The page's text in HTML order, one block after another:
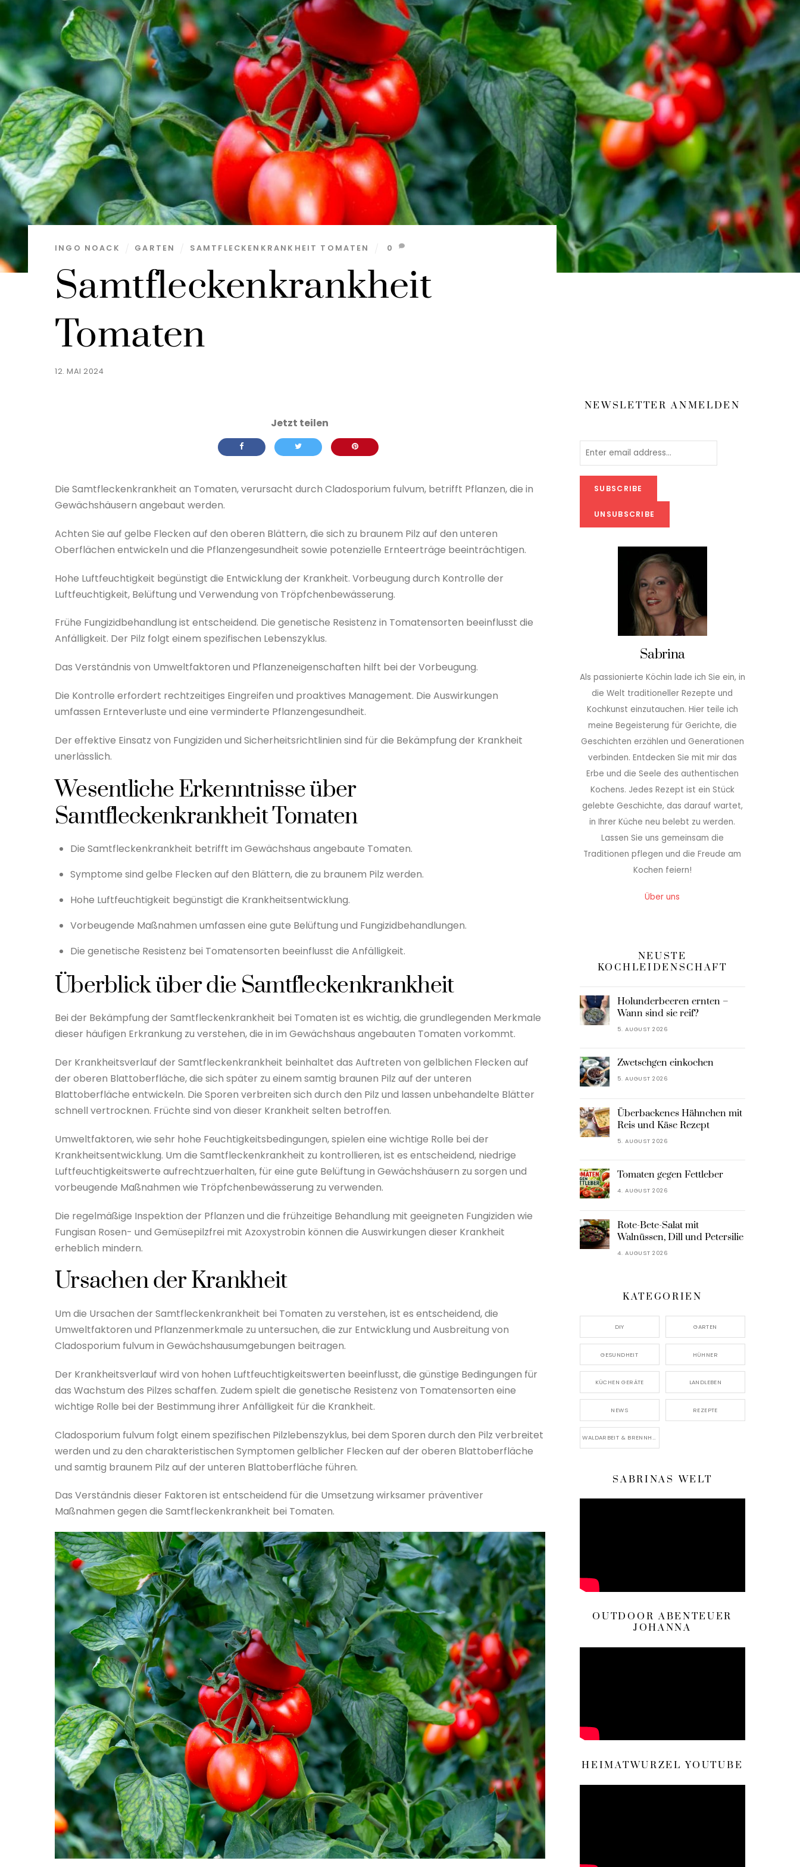
12. MAI 2024
Samtfleckenkrankheit
Tomaten
INGO NOACK GARTEN SAMTFLECKENKRANKHEIT TOMATEN 0
Die Samtfleckenkrankheit an Tomaten, verursacht durch Cladosporium fulvum, betrifft Pflanzen, die in
Gewächshäusern angebaut werden.
Achten Sie auf gelbe Flecken auf den oberen Blättern, die sich zu braunem Pilz auf den unteren
Oberflächen entwickeln und die Pflanzengesundheit sowie potenzielle Ernteerträge beeinträchtigen.
Hohe Luftfeuchtigkeit begünstigt die Entwicklung der Krankheit. Vorbeugung durch Kontrolle der
Luftfeuchtigkeit, Belüftung und Verwendung von Tröpfchenbewässerung.
Frühe Fungizidbehandlung ist entscheidend. Die genetische Resistenz in Tomatensorten beeinflusst die
Anfälligkeit. Der Pilz folgt einem spezifischen Lebenszyklus.
Das Verständnis von Umweltfaktoren und Pflanzeneigenschaften hilft bei der Vorbeugung.
Die Kontrolle erfordert rechtzeitiges Eingreifen und proaktives Management. Die Auswirkungen
umfassen Ernteverluste und eine verminderte Pflanzengesundheit.
Der effektive Einsatz von Fungiziden und Sicherheitsrichtlinien sind für die Bekämpfung der Krankheit
unerlässlich.
Wesentliche Erkenntnisse über
Samtfleckenkrankheit Tomaten
Die Samtfleckenkrankheit betrifft im Gewächshaus angebaute Tomaten.
Symptome sind gelbe Flecken auf den Blättern, die zu braunem Pilz werden.
Hohe Luftfeuchtigkeit begünstigt die Krankheitsentwicklung.
Vorbeugende Maßnahmen umfassen eine gute Belüftung und Fungizidbehandlungen.
Die genetische Resistenz bei Tomatensorten beeinflusst die Anfälligkeit.
Überblick über die Samtfleckenkrankheit
Bei der Bekämpfung der Samtfleckenkrankheit bei Tomaten ist es wichtig, die grundlegenden Merkmale
dieser häufigen Erkrankung zu verstehen, die in im Gewächshaus angebauten Tomaten vorkommt.
Der Krankheitsverlauf der Samtfleckenkrankheit beinhaltet das Auftreten von gelblichen Flecken auf
der oberen Blattoberfläche, die sich später zu einem samtig braunen Pilz auf der unteren
Blattoberfläche entwickeln. Die Sporen verbreiten sich durch den Pilz und lassen unbehandelte Blätter
schnell vertrocknen. Früchte sind von dieser Krankheit selten betroffen.
Umweltfaktoren, wie sehr hohe Feuchtigkeitsbedingungen, spielen eine wichtige Rolle bei der
Krankheitsentwicklung. Um die Samtfleckenkrankheit zu kontrollieren, ist es entscheidend, niedrige
Luftfeuchtigkeitswerte aufrechtzuerhalten, für eine gute Belüftung in Gewächshäusern zu sorgen und
vorbeugende Maßnahmen wie Tröpfchenbewässerung zu verwenden.
Die regelmäßige Inspektion der Pflanzen und die frühzeitige Behandlung mit geeigneten Fungiziden wie
Fungisan Rosen- und Gemüsepilzfrei mit Azoxystrobin können die Auswirkungen dieser Krankheit
erheblich mindern.
Ursachen der Krankheit
Um die Ursachen der Samtfleckenkrankheit bei Tomaten zu verstehen, ist es entscheidend, die
Umweltfaktoren und Pflanzenmerkmale zu untersuchen, die zur Entwicklung und Ausbreitung von
Cladosporium fulvum in Gewächshausumgebungen beitragen.
Der Krankheitsverlauf wird von hohen Luftfeuchtigkeitswerten beeinflusst, die günstige Bedingungen für
das Wachstum des Pilzes schaffen. Zudem spielt die genetische Resistenz von Tomatensorten eine
wichtige Rolle bei der Bestimmung ihrer Anfälligkeit für die Krankheit.
Cladosporium fulvum folgt einem spezifischen Pilzlebenszyklus, bei dem Sporen durch den Pilz verbreitet
werden und zu den charakteristischen Symptomen gelblicher Flecken auf der oberen Blattoberfläche
und samtig braunem Pilz auf der unteren Blattoberfläche führen.
Das Verständnis dieser Faktoren ist entscheidend für die Umsetzung wirksamer präventiver
Maßnahmen gegen die Samtfleckenkrankheit bei Tomaten.
NEWSLETTER ANMELDEN
Sabrina
Als passionierte Köchin lade ich Sie ein, in
die Welt traditioneller Rezepte und
Kochkunst einzutauchen. Hier teile ich
meine Begeisterung für Gerichte, die
Geschichten erzählen und Generationen
verbinden. Entdecken Sie mit mir das
Erbe und die Seele des authentischen
Kochens. Jedes Rezept ist ein Stück
gelebte Geschichte, das darauf wartet,
in Ihrer Küche neu belebt zu werden.
Lassen Sie uns gemeinsam die
Traditionen pflegen und die Freude am
Kochen feiern!
Über uns
NEUSTE
KOCHLEIDENSCHAFT
Holunderbeeren ernten –
Wann sind sie reif?
5. AUGUST 2026
Zwetschgen einkochen
5. AUGUST 2026
Überbackenes Hähnchen mit
Reis und Käse Rezept
5. AUGUST 2026
Tomaten gegen Fettleber
4. AUGUST 2026
Rote-Bete-Salat mit
Walnüssen, Dill und Petersilie
4. AUGUST 2026
KATEGORIEN
DIY GARTEN
GESUNDHEIT HÜHNER
KÜCHEN GERÄTE LANDLEBEN
NEWS REZEPTE
WALDARBEIT & BRENNHOLZ
SABRINAS WELT
OUTDOOR ABENTEUER
JOHANNA
HEIMATWURZEL YOUTUBE